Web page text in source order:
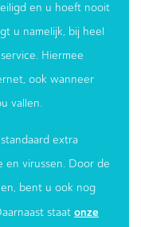
en u hoeft nooit
u namelijk, bij heel
Hiermee
ook wanneer
vallen.
extra
en virussen. Door de
bent u ook nog
staat onze